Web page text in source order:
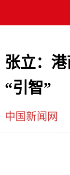
张立：
“引智”
中国新闻网